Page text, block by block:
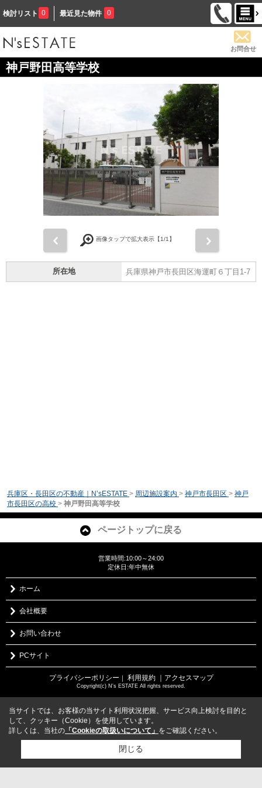
検討リスト 0 最近見た物件 0
お問合せ
神戸野田高等学校
画像タップで拡大表示【1/1】
所在地 兵庫県神戸市長田区海運町６丁目1-7
兵庫区・長田区の不動産｜N’sESTATE > 周辺施設案内 > 神戸市長田区 > 神戸
市長田区の高校 > 神戸野田高等学校
ページトップに戻る
営業時間:10:00～24:00
定休日:年中無休
ホーム
会社概要
お問い合わせ
PCサイト
プライバシーポリシー ｜ 利用規約 ｜アクセスマップ
Copyright(c) N's ESTATE All rights reserved.
当サイトでは、お客様の当サイト利用状況把握、サービス向上検討を目的と
して、クッキー（Cookie）を使用しています。
詳しくは、当社の 「Cookieの取扱いについて」 をご確認ください。
閉じる